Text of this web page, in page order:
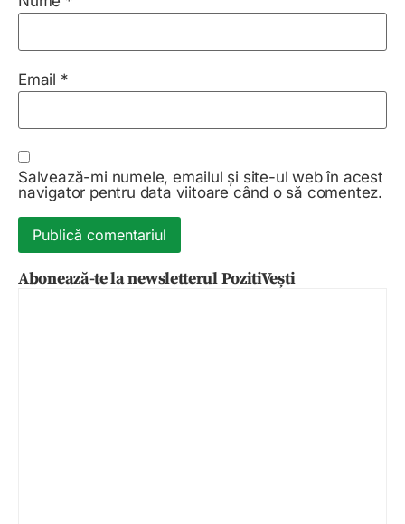
Email *
Salvează-mi numele, emailul și site-ul web în acest
navigator pentru data viitoare când o să comentez.
Abonează-te la newsletterul PozitiVești